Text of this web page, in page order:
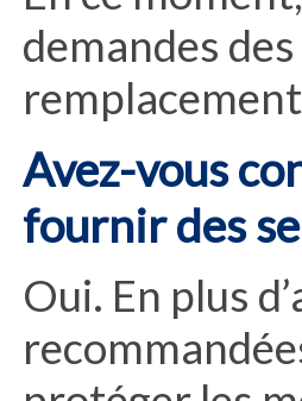
demandes
Avez-vous
fournir des
Oui. En plus